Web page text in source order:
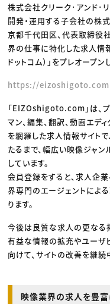
クリエイターインタビ
C＆R Magazine
ニュース・トレンド ト
Web
映像
ゲーム・エンタメ
広告
出版
CREATIVE VILLAGE
株式会社クリーク･アンド･
開発・運用する子会社の株式
京都千代田区、代表取締役
界の仕事に特化した求人情
ドットコム）」をプレオープン
https://eizoshigoto.com
「EIZOshigoto.com」は、プ
マン、編集、翻訳、動画エデ
を網羅した求人情報サイトで
たるまで、幅広い映像ジャ
しています。
会員登録をすると、求人企
界専門のエージェントによ
ります。
今後は良質な求人の更なる
有益な情報の拡充やユーザ
向けて、サイトの改善を継続
映像業界の求人を豊